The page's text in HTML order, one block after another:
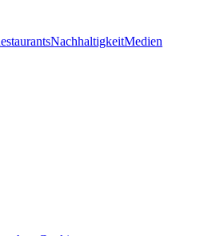
NachhaltigkeitMedien